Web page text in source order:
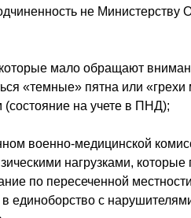
не Министерству
мало обращают
«темные» пятна или «грехи
на учете в ПНД);
военно-медицинской
нагрузками, которые
по пересеченной
в единоборство с